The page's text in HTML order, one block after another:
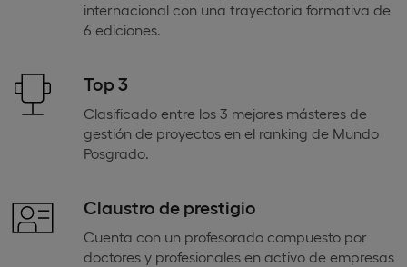
internacional con una trayectoria formativa de
6 ediciones.
Top 3
Clasificado entre los 3 mejores másteres de
gestión de proyectos en el ranking de Mundo
Posgrado.
Claustro de prestigio
Cuenta con un profesorado compuesto por
doctores y profesionales en activo de empresas